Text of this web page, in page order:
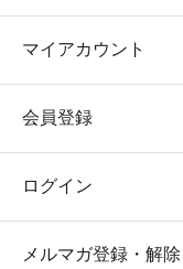
マイアカウント
会員登録
ログイン
メルマガ登録・解除